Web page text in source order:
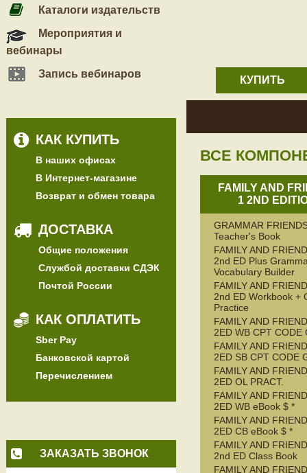
Каталоги издательств
Мероприятия и
вебинары
Запись вебинаров
КАК КУПИТЬ
В наших офисах
В Интернет-магазине
Возврат и обмен товара
ДОСТАВКА
Общие положения
Службой доставки СДЭК
Почтой России
КАК ОПЛАТИТЬ
Sber Pay
Банковской картой
Перечислением
ЗАКАЗАТЬ ЗВОНОК
КУПИТЬ
ВСЕ
FAMILY AND
1 2ND
GRAMMAR
Teacher's Book
FAMILY AND
2nd ED Plus
Vocabulary Builder
FAMILY AND
2nd ED Workbook +
Practice
FAMILY AND
2ED WB CPT CODE
FAMILY AND
2ED SB CPT CODE
FAMILY AND
2ED OL PRACT.
FAMILY AND
2ED WB eBook $ *
FAMILY AND
2ED CB eBook $ *
FAMILY AND
2nd ED Class Book
FAMILY AND